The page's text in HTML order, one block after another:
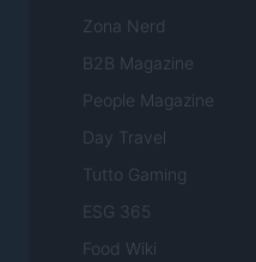
Zona Nerd
B2B Magazine
People Magazine
Day Travel
Tutto Gaming
ESG 365
Food Wiki